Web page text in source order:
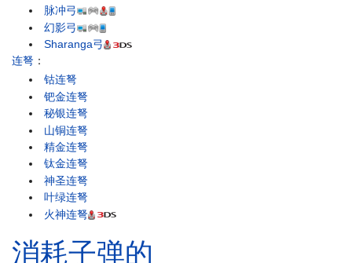
脉冲弓
幻影弓
Sharanga弓
连弩 ：
钴连弩
钯金连弩
秘银连弩
山铜连弩
精金连弩
钛金连弩
神圣连弩
叶绿连弩
火神连弩
消耗子弹的